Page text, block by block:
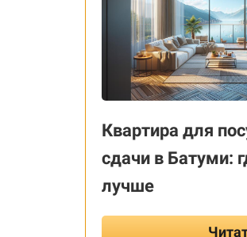
Квартира для
сдачи в Батуми:
лучше